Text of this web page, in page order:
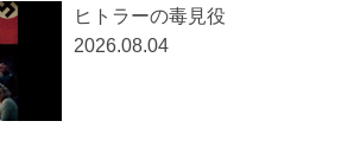
ヒトラーの毒見役
2026.08.04